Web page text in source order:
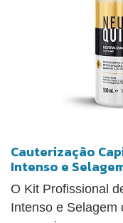
reconstrução e a
indicado para
especialmente os
tratados,
limpeza eficaz,
cutículas,
Cauterização
Intenso e
O Kit Profissional
Intenso e Selagem